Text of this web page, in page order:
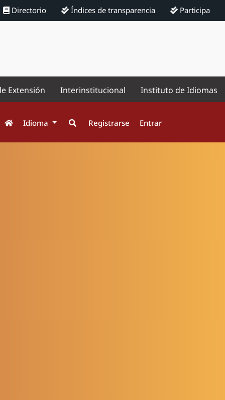
Directorio Índices de transparencia Participa
Extensión Interinstitucional Instituto de Idiomas
Idioma Registrarse Entrar